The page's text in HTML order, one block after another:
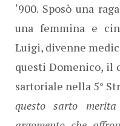
‘900. Sposò una
una femmina e
Luigi, divenne
questi Domenico, il
sartoriale nella 5°
questo sarto